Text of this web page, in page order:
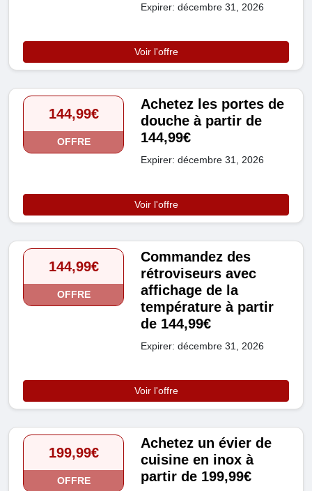
Expirer: décembre 31, 2026
Voir l'offre
144,99€
OFFRE
Achetez les portes de
douche à partir de
144,99€
Expirer: décembre 31, 2026
Voir l'offre
144,99€
OFFRE
Commandez des
rétroviseurs avec
affichage de la
température à partir
de 144,99€
Expirer: décembre 31, 2026
Voir l'offre
199,99€
OFFRE
Achetez un évier de
cuisine en inox à
partir de 199,99€